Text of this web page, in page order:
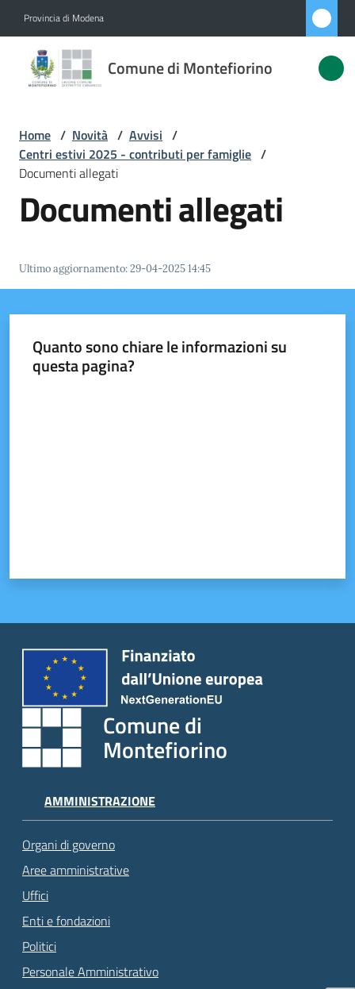
Provincia di Modena
Comune di Montefiorino
Comune di
Montefiorino
Amministrazione
Menu selezionato
Vivere
Montefiorino
Home / Novità / Avvisi /
Centri estivi 2025 - contributi per famiglie /
Documenti allegati
Documenti allegati
Ultimo aggiornamento:29-04-2025 14:45
Quanto sono chiare le informazioni su
questa pagina?
Comune di
Montefiorino
AMMINISTRAZIONE
Organi di governo
Aree amministrative
Uffici
Enti e fondazioni
Politici
Personale Amministrativo